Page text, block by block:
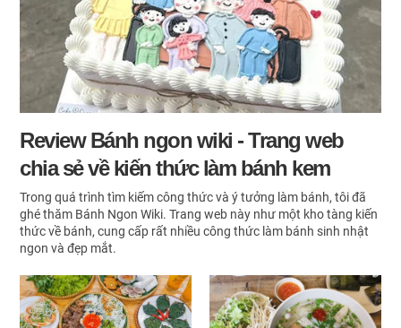
Review Bánh ngon wiki - Trang web
chia sẻ về kiến thức làm bánh kem
Trong quá trình tìm kiếm công thức và ý tưởng làm bánh, tôi đã
ghé thăm Bánh Ngon Wiki. Trang web này như một kho tàng kiến
thức về bánh, cung cấp rất nhiều công thức làm bánh sinh nhật
ngon và đẹp mắt.